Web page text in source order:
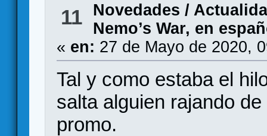
11
Novedades /
Nemo’s War, en
« en: 27 de Mayo de 2020,
Tal y como estaba el
salta alguien rajando
promo.